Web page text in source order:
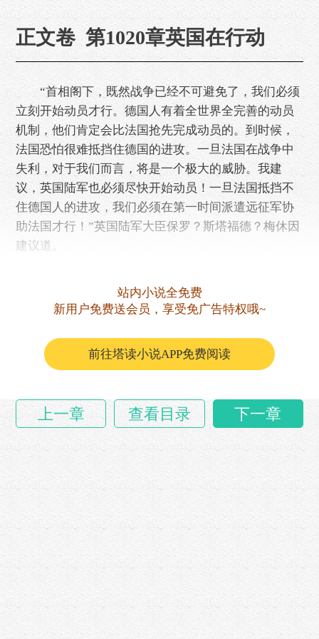
正文卷 第1020章英国在行动
“首相阁下，既然战争已经不可避免了，我们必须
立刻开始动员才行。德国人有着全世界全完善的动员
机制，他们肯定会比法国抢先完成动员的。到时候，
法国恐怕很难抵挡住德国的进攻。一旦法国在战争中
失利，对于我们而言，将是一个极大的威胁。我建
议，英国陆军也必须尽快开始动员！一旦法国抵挡不
住德国人的进攻，我们必须在第一时间派遣远征军协
助法国才行！”英国陆军大臣保罗？斯塔福德？梅休因
建议道。
站内小说全免费
新用户免费送会员，享受免广告特权哦~
前往塔读小说APP免费阅读
上一章 查看目录 下一章